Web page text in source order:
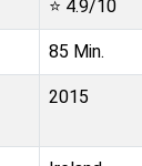
⭐ 4.9/10
85 Min.
2015